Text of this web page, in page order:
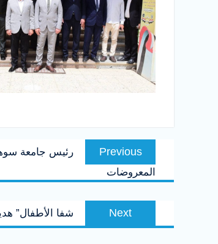
تصفّح
المقالاتPrevious
post:
رئيس جامعة
المعروضات
Next
Next
post:
شفا الأطفال”